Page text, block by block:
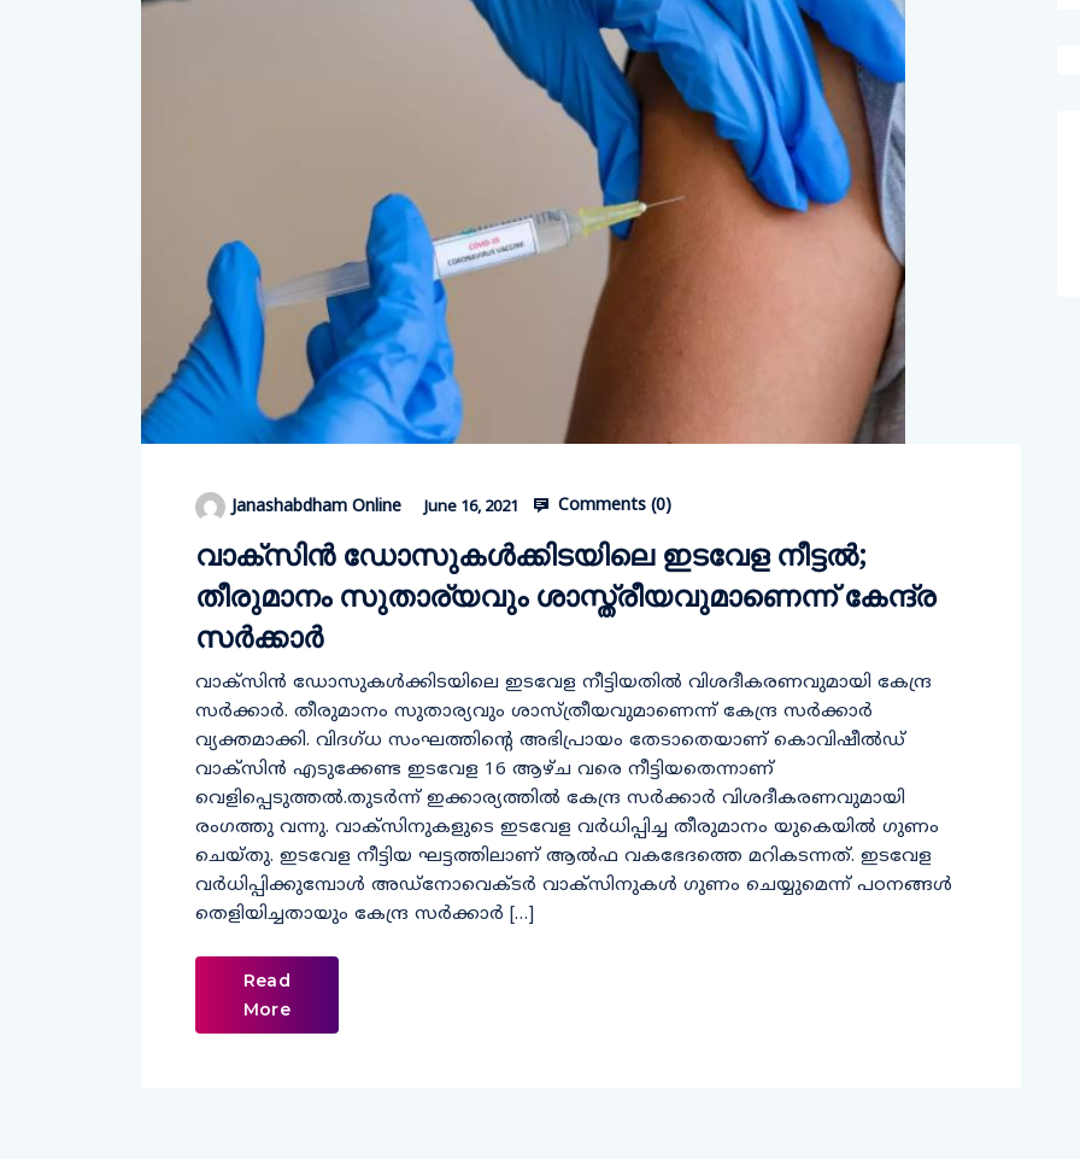
Janashabdham Online June 16, 2021 Comments (0)
വാക്സിൻ ഡോസുകൾക്കിടയിലെ ഇടവേള നീട്ടൽ;
തീരുമാനം സുതാര്യവും ശാസ്ത്രീയവുമാണെന്ന് കേന്ദ്ര
സര്‍ക്കാര്‍
വാക്‌സിന്‍ ഡോസുകള്‍ക്കിടയിലെ ഇടവേള നീട്ടിയതില്‍ വിശദീകരണവുമായി കേന്ദ്ര
സര്‍ക്കാര്‍. തീരുമാനം സുതാര്യവും ശാസ്ത്രീയവുമാണെന്ന് കേന്ദ്ര സര്‍ക്കാര്‍
വ്യക്തമാക്കി. വിദഗ്ധ സംഘത്തിന്റെ അഭിപ്രായം തേടാതെയാണ് കൊവിഷീല്‍ഡ്
വാക്‌സിന്‍ എടുക്കേണ്ട ഇടവേള 16 ആഴ്ച വരെ നീട്ടിയതെന്നാണ്
വെളിപ്പെടുത്തല്‍.തുടര്‍ന്ന് ഇക്കാര്യത്തില്‍ കേന്ദ്ര സര്‍ക്കാര്‍ വിശദീകരണവുമായി
രംഗത്തു വന്നു. വാക്‌സിനുകളുടെ ഇടവേള വര്‍ധിപ്പിച്ച തീരുമാനം യുകെയില്‍ ഗുണം
ചെയ്തു. ഇടവേള നീട്ടിയ ഘട്ടത്തിലാണ് ആല്‍ഫ വകഭേദത്തെ മറികടന്നത്. ഇടവേള
വര്‍ധിപ്പിക്കുമ്പോള്‍ അഡ്‌നോവെക്ടര്‍ വാക്‌സിനുകള്‍ ഗുണം ചെയ്യുമെന്ന് പഠനങ്ങള്‍
തെളിയിച്ചതായും കേന്ദ്ര സര്‍ക്കാര്‍ […]
Read
More